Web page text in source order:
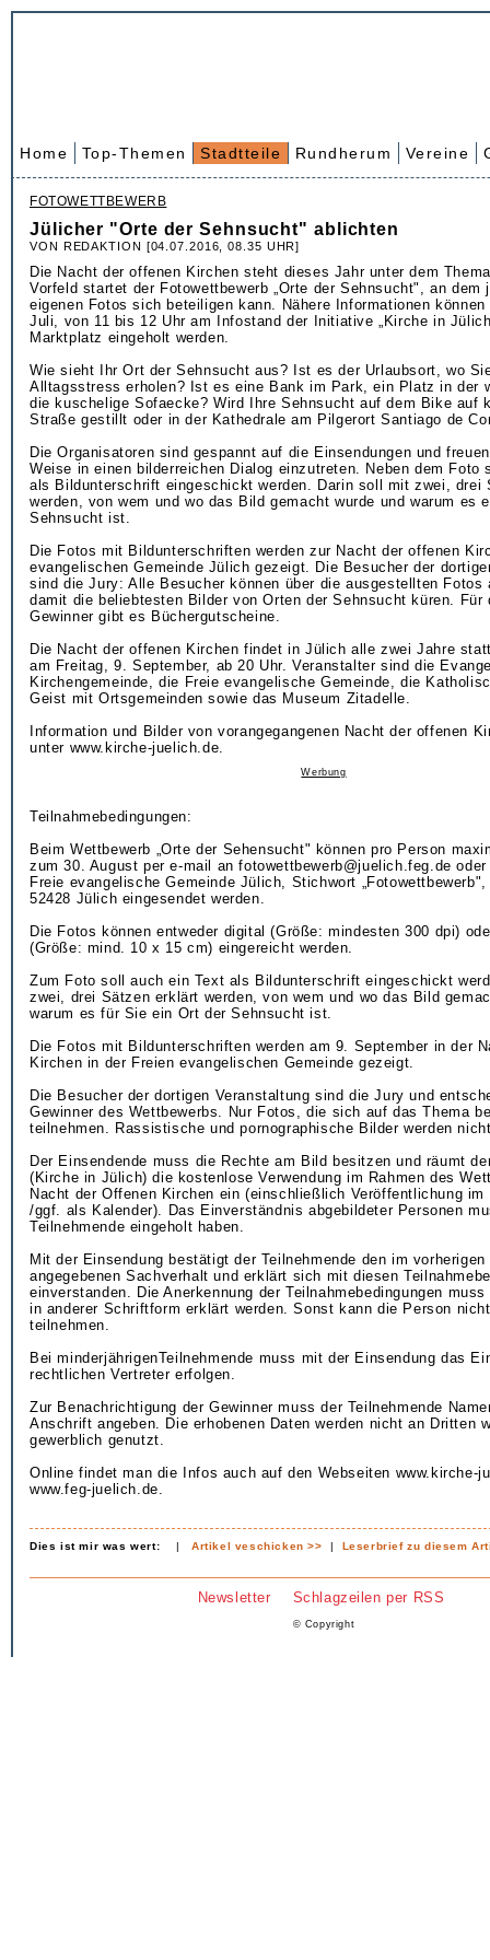
Home Top-Themen Stadtteile Rundherum Vereine
FOTOWETTBEWERB
Jülicher "Orte der Sehnsucht" ablichten
VON REDAKTION [04.07.2016, 08.35 UHR]
Die Nacht der offenen Kirchen steht dieses Jahr unter dem
Vorfeld startet der Fotowettbewerb „Orte der Sehnsucht", an dem
eigenen Fotos sich beteiligen kann. Nähere Informationen
Juli, von 11 bis 12 Uhr am Infostand der Initiative „Kirche in
Marktplatz eingeholt werden.
Wie sieht Ihr Ort der Sehnsucht aus? Ist es der Urlaubsort, wo
Alltagsstress erholen? Ist es eine Bank im Park, ein Platz in der
die kuschelige Sofaecke? Wird Ihre Sehnsucht auf dem Bike auf
Straße gestillt oder in der Kathedrale am Pilgerort Santiago de
Die Organisatoren sind gespannt auf die Einsendungen und
Weise in einen bilderreichen Dialog einzutreten. Neben dem Foto
als Bildunterschrift eingeschickt werden. Darin soll mit zwei, drei
werden, von wem und wo das Bild gemacht wurde und warum es
Sehnsucht ist.
Die Fotos mit Bildunterschriften werden zur Nacht der offenen
evangelischen Gemeinde Jülich gezeigt. Die Besucher der
sind die Jury: Alle Besucher können über die ausgestellten Fotos
damit die beliebtesten Bilder von Orten der Sehnsucht küren. Für
Gewinner gibt es Büchergutscheine.
Die Nacht der offenen Kirchen findet in Jülich alle zwei Jahre
am Freitag, 9. September, ab 20 Uhr. Veranstalter sind die
Kirchengemeinde, die Freie evangelische Gemeinde, die
Geist mit Ortsgemeinden sowie das Museum Zitadelle.
Information und Bilder von vorangegangenen Nacht der offenen
unter www.kirche-juelich.de.
Werbung
Teilnahmebedingungen:
Beim Wettbewerb „Orte der Sehensucht" können pro Person
zum 30. August per e-mail an fotowettbewerb@juelich.feg.de
Freie evangelische Gemeinde Jülich, Stichwort
52428 Jülich eingesendet werden.
Die Fotos können entweder digital (Größe: mindesten 300 dpi)
(Größe: mind. 10 x 15 cm) eingereicht werden.
Zum Foto soll auch ein Text als Bildunterschrift eingeschickt
zwei, drei Sätzen erklärt werden, von wem und wo das Bild
warum es für Sie ein Ort der Sehnsucht ist.
Die Fotos mit Bildunterschriften werden am 9. September in der
Kirchen in der Freien evangelischen Gemeinde gezeigt.
Die Besucher der dortigen Veranstaltung sind die Jury und
Gewinner des Wettbewerbs. Nur Fotos, die sich auf das Thema
teilnehmen. Rassistische und pornographische Bilder werden
Der Einsendende muss die Rechte am Bild besitzen und räumt
(Kirche in Jülich) die kostenlose Verwendung im Rahmen des
Nacht der Offenen Kirchen ein (einschließlich Veröffentlichung
/ggf. als Kalender). Das Einverständnis abgebildeter Personen
Teilnehmende eingeholt haben.
Mit der Einsendung bestätigt der Teilnehmende den im
angegebenen Sachverhalt und erklärt sich mit diesen
einverstanden. Die Anerkennung der Teilnahmebedingungen
in anderer Schriftform erklärt werden. Sonst kann die Person
teilnehmen.
Bei minderjährigenTeilnehmende muss mit der Einsendung das
rechtlichen Vertreter erfolgen.
Zur Benachrichtigung der Gewinner muss der Teilnehmende
Anschrift angeben. Die erhobenen Daten werden nicht an Dritten
gewerblich genutzt.
Online findet man die Infos auch auf den Webseiten www.kirche-
www.feg-juelich.de.
Dies ist mir was wert: |Artikel veschicken >> | Leserbrief zu diesem
Newsletter Schlagzeilen per RSS
© Copyright